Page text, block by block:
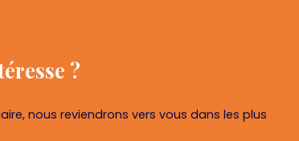
?
nous reviendrons vers vous dans les plus